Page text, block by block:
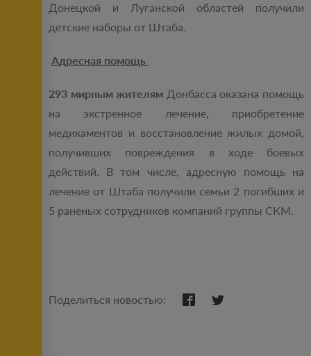
Донецкой и Луганской областей получили
детские наборы от Штаба.
Адресная помощь
293 мирным жителям Донбасса оказана помощь
на экстренное лечение, приобретение
медикаментов и восстановление жилых домой,
получивших повреждения в ходе боевых
действий. В том числе, адресную помощь на
лечение от Штаба получили семьи 2 погибших и
5 раненых сотрудников компаний группы СКМ.
Поделиться новостью: